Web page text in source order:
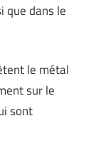
que dans le
le métal
sur le
sont